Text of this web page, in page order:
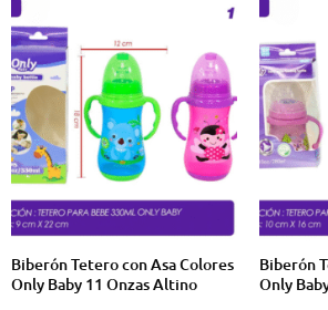
Biberón Tetero con Asa Colores
Only Baby 11 Onzas Altino
Biberón
Only